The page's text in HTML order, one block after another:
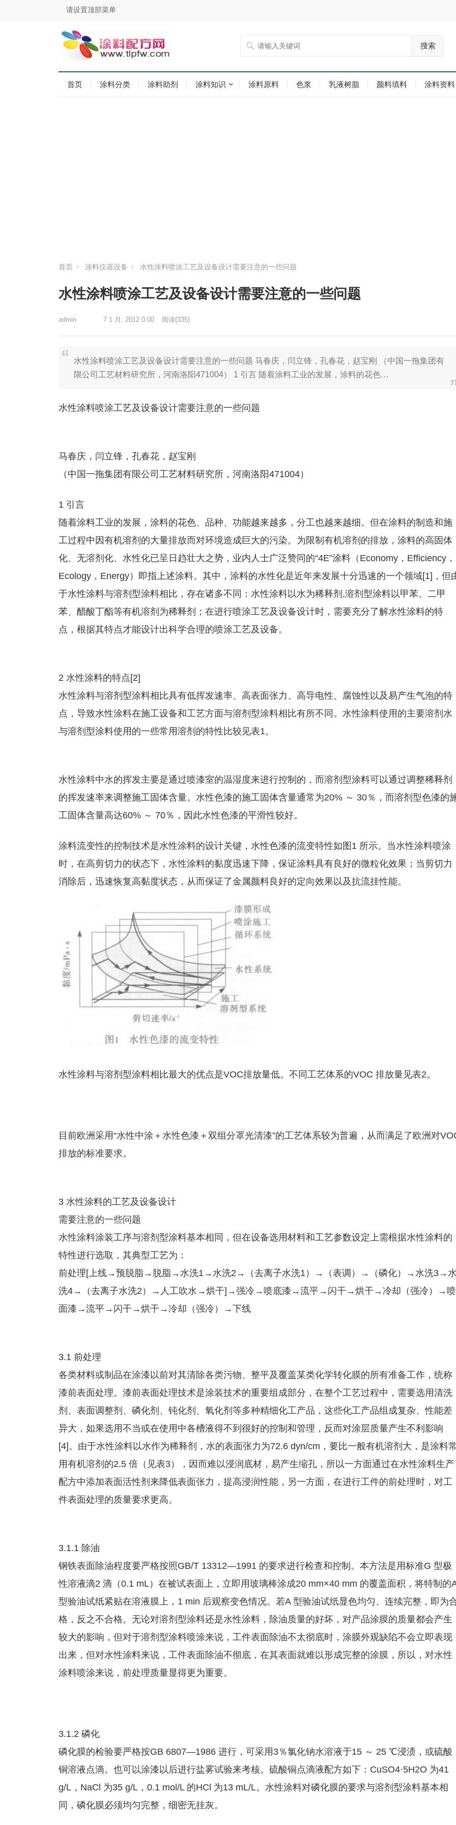
请设置顶部菜单
搜索
首页 涂料分类 涂料助剂 涂料知识 涂料原料 色浆 乳液树脂 颜料填料 涂料资料
首页 涂料仪器设备 水性涂料喷涂工艺及设备设计需要注意的一些问题
水性涂料喷涂工艺及设备设计需要注意的一些问题
admin 7 1 月, 2012 0:00 阅读(335)
水性涂料喷涂工艺及设备设计需要注意的一些问题 马春庆，闫立锋，孔春花，赵宝刚 （中国一拖集团有
限公司工艺材料研究所，河南洛阳471004） 1 引言 随着涂料工业的发展，涂料的花色…
水性涂料喷涂工艺及设备设计需要注意的一些问题
马春庆，闫立锋，孔春花，赵宝刚
（中国一拖集团有限公司工艺材料研究所，河南洛阳471004）
1 引言
随着涂料工业的发展，涂料的花色、品种、功能越来越多，分工也越来越细。但在涂料的制造和施
工过程中因有机溶剂的大量排放而对环境造成巨大的污染。为限制有机溶剂的排放，涂料的高固体
化、无溶剂化、水性化已呈日趋壮大之势，业内人士广泛赞同的“4E”涂料（Economy，Efficiency，
Ecology，Energy）即指上述涂料。其中，涂料的水性化是近年来发展十分迅速的一个领域[1]，但
于水性涂料与溶剂型涂料相比，存在诸多不同：水性涂料以水为稀释剂,溶剂型涂料以甲苯、二甲
苯、醋酸丁酯等有机溶剂为稀释剂；在进行喷涂工艺及设备设计时，需要充分了解水性涂料的特
点，根据其特点才能设计出科学合理的喷涂工艺及设备。
2 水性涂料的特点[2]
水性涂料与溶剂型涂料相比具有低挥发速率、高表面张力、高导电性、腐蚀性以及易产生气泡的特
点，导致水性涂料在施工设备和工艺方面与溶剂型涂料相比有所不同。水性涂料使用的主要溶剂水
与溶剂型涂料使用的一些常用溶剂的特性比较见表1。
水性涂料中水的挥发主要是通过喷漆室的温湿度来进行控制的，而溶剂型涂料可以通过调整稀释剂
的挥发速率来调整施工固体含量。水性色漆的施工固体含量通常为20% ～ 30％，而溶剂型色漆的
工固体含量高达60% ～ 70％，因此水性色漆的平滑性较好。
涂料流变性的控制技术是水性涂料的设计关键，水性色漆的流变特性如图1 所示。当水性涂料喷涂
时，在高剪切力的状态下，水性涂料的黏度迅速下降，保证涂料具有良好的微粒化效果；当剪切力
消除后，迅速恢复高黏度状态，从而保证了金属颜料良好的定向效果以及抗流挂性能。
水性涂料与溶剂型涂料相比最大的优点是VOC排放量低。不同工艺体系的VOC 排放量见表2。
目前欧洲采用“水性中涂＋水性色漆＋双组分罩光清漆”的工艺体系较为普遍，从而满足了欧洲对
排放的标准要求。
3 水性涂料的工艺及设备设计
需要注意的一些问题
水性涂料涂装工序与溶剂型涂料基本相同，但在设备选用材料和工艺参数设定上需根据水性涂料的
特性进行选取，其典型工艺为：
前处理[上线→预脱脂→脱脂→水洗1→水洗2→（去离子水洗1）→（表调）→（磷化）→水洗3→
洗4→（去离子水洗2）→人工吹水→烘干]→强冷→喷底漆→流平→闪干→烘干→冷却（强冷）→喷
面漆→流平→闪干→烘干→冷却（强冷）→下线
3.1 前处理
各类材料或制品在涂漆以前对其清除各类污物、整平及覆盖某类化学转化膜的所有准备工作，统称
漆前表面处理。漆前表面处理技术是涂装技术的重要组成部分，在整个工艺过程中，需要选用清洗
剂、表面调整剂、磷化剂、钝化剂、氧化剂等多种精细化工产品，这些化工产品组成复杂、性能差
异大，如果选用不当或在使用中各槽液得不到很好的控制和管理，反而对涂层质量产生不利影响
[4]。由于水性涂料以水作为稀释剂，水的表面张力为72.6 dyn/cm，要比一般有机溶剂大，是涂料
用有机溶剂的2.5 倍（见表3），因而难以浸润底材，易产生缩孔，所以一方面通过在水性涂料生产
配方中添加表面活性剂来降低表面张力，提高浸润性能，另一方面，在进行工件的前处理时，对工
件表面处理的质量要求更高。
3.1.1 除油
钢铁表面除油程度要严格按照GB/T 13312—1991 的要求进行检查和控制。本方法是用标准G 型极
性溶液滴2 滴（0.1 mL）在被试表面上，立即用玻璃棒涂成20 mm×40 mm 的覆盖面积，将特制的
型验油试纸紧贴在溶液膜上，1 min 后观察变色情况。若A 型验油试纸显色均匀、连续完整，即为
格，反之不合格。无论对溶剂型涂料还是水性涂料，除油质量的好坏，对产品涂膜的质量都会产生
较大的影响，但对于溶剂型涂料喷涂来说，工件表面除油不太彻底时，涂膜外观缺陷不会立即表现
出来，但对水性涂料来说，工件表面除油不彻底，在其表面就难以形成完整的涂膜，所以，对水性
涂料喷涂来说，前处理质量显得更为重要。
3.1.2 磷化
磷化膜的检验要严格按GB 6807—1986 进行，可采用3％氯化钠水溶液于15 ～ 25 ℃浸渍，或硫酸
铜溶液点滴。也可以涂漆以后进行盐雾试验来考核。硫酸铜点滴液配方如下：CuSO4·5H2O 为41
g/L，NaCl 为35 g/L，0.1 mol/L 的HCl 为13 mL/L。水性涂料对磷化膜的要求与溶剂型涂料基本相
同，磷化膜必须均匀完整，细密无挂灰。